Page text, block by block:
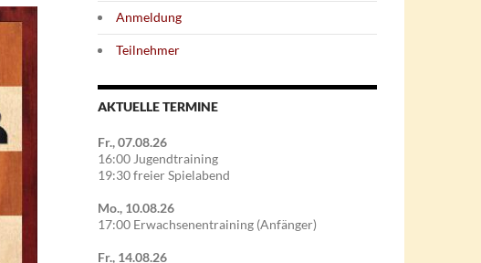
Anmeldung
Teilnehmer
AKTUELLE TERMINE
Fr., 07.08.26
16:00 Jugendtraining
19:30 freier Spielabend
Mo., 10.08.26
17:00 Erwachsenentraining (Anfänger)
Fr., 14.08.26